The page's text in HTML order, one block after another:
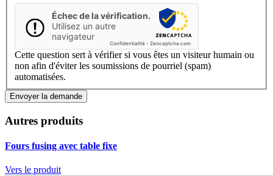
Échec de la vérification.
Utilisez un autre
navigateur
Confidentialité - Zencaptcha.com
Cette question sert à vérifier si vous êtes un visiteur humain ou
non afin d'éviter les soumissions de pourriel (spam)
automatisées.
Autres produits
Fours fusing avec table fixe
Vers le produit